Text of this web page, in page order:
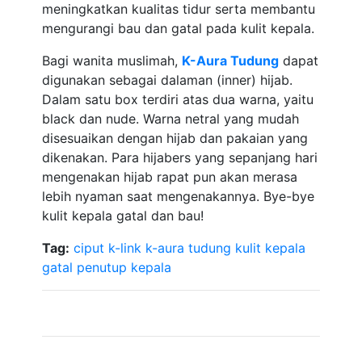
meningkatkan kualitas tidur serta membantu
mengurangi bau dan gatal pada kulit kepala.
Bagi wanita muslimah, K-Aura Tudung dapat
digunakan sebagai dalaman (inner) hijab.
Dalam satu box terdiri atas dua warna, yaitu
black dan nude. Warna netral yang mudah
disesuaikan dengan hijab dan pakaian yang
dikenakan. Para hijabers yang sepanjang hari
mengenakan hijab rapat pun akan merasa
lebih nyaman saat mengenakannya. Bye-bye
kulit kepala gatal dan bau!
Tag: ciput k-link k-aura tudung kulit kepala
gatal penutup kepala